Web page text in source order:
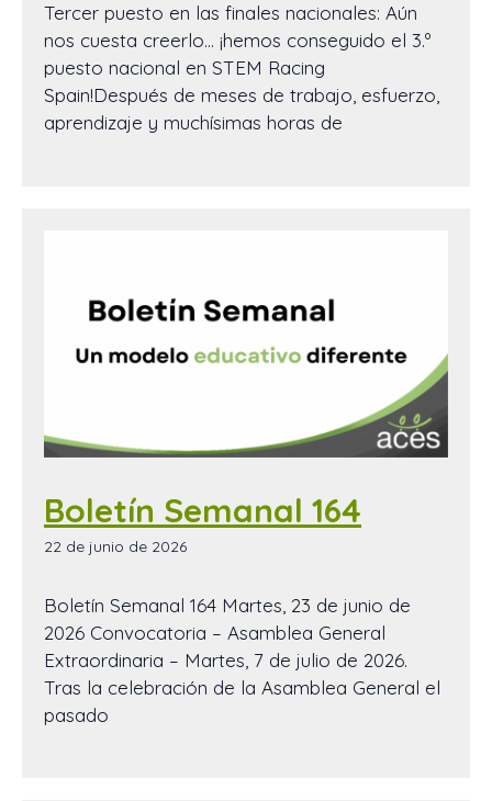
Tercer puesto en las finales nacionales: Aún
nos cuesta creerlo… ¡hemos conseguido el 3.º
puesto nacional en STEM Racing
Spain!Después de meses de trabajo, esfuerzo,
aprendizaje y muchísimas horas de
Boletín Semanal 164
22 de junio de 2026
Boletín Semanal 164 Martes, 23 de junio de
2026 Convocatoria – Asamblea General
Extraordinaria – Martes, 7 de julio de 2026.
Tras la celebración de la Asamblea General el
pasado